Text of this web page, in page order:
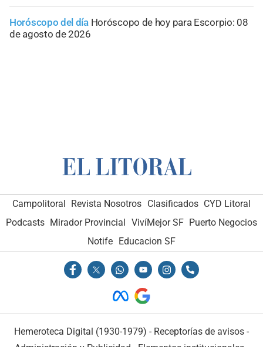
Horóscopo del día Horóscopo de hoy para Escorpio: 08
de agosto de 2026
Campolitoral Revista Nosotros Clasificados CYD Litoral
Podcasts Mirador Provincial VivíMejor SF Puerto Negocios
Notife Educacion SF
Hemeroteca Digital (1930-1979) - Receptorías de avisos -